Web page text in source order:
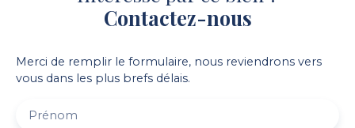
Contactez-nous
Merci de remplir le formulaire, nous reviendrons vers
vous dans les plus brefs délais.
Prénom